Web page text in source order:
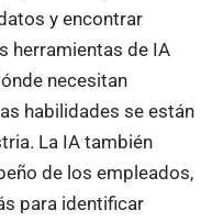
y encontrar
herramientas de IA
necesitan
habilidades se están
La IA también
de los empleados,
para identificar